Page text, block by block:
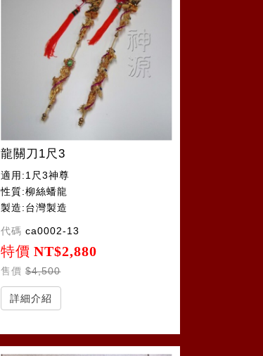
龍關刀1尺3
適用:1尺3神尊
性質:柳絲蟠龍
製造:台灣製造
代碼 ca0002-13
特價 NT$2,880
售價 $4,500
詳細介紹